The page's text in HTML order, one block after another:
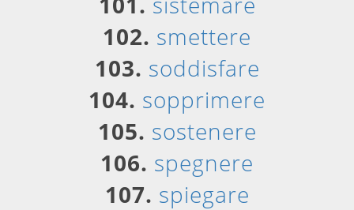
102. smettere
103. soddisfare
104. sopprimere
105. sostenere
106. spegnere
107. spiegare